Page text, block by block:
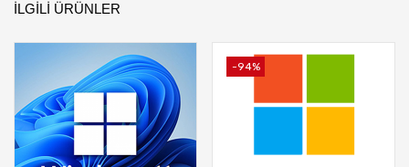
İLGILI ÜRÜNLER
-94%